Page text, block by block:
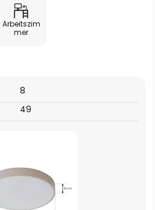
Arbeitszim
mer
8
49